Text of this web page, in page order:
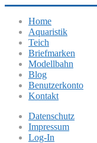
Home
Aquaristik
Teich
Briefmarken
Modellbahn
Blog
Benutzerkonto
Kontakt
Datenschutz
Impressum
Log-In